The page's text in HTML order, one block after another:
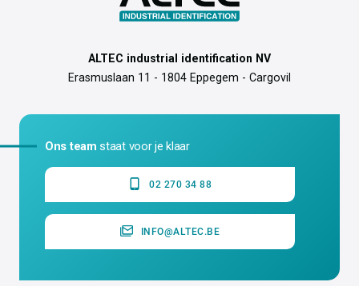
ALTEC industrial identification NV
Erasmuslaan 11 - 1804 Eppegem - Cargovil
Ons team staat voor je klaar
02 270 34 88
INFO@ALTEC.BE